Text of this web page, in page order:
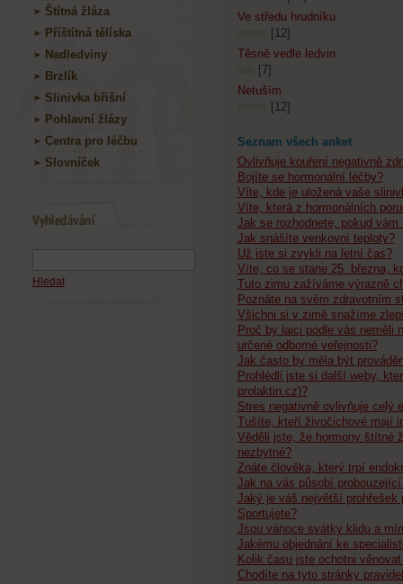
Štítná žláza
Příštítná tělíska
Nadledviny
Brzlík
Slinivka břišní
Pohlavní žlázy
Centra pro léčbu
Slovníček
Hledat
Ve středu hrudníku
[12]
Těsně vedle ledvin
[7]
Netuším
[12]
Seznam všech anket
Ovlivňuje kouření negativně
Bojíte se hormonální léčby?
Víte, kde je uložená vaše
Víte, která z hormonálních
Jak se rozhodnete, pokud
Jak snášíte venkovní teploty?
Už jste si zvykli na letní čas?
Víte, co se stane 25. března,
Tuto zimu zažíváme výrazně
Poznáte na svém zdravotním
Všichni si v zimě snažíme
Proč by laici podle vás neměli
určené odborné veřejnosti?
Jak často by měla být
Prohlédli jste si další weby,
prolaktin.cz)?
Stres negativně ovlivňuje celý
Tušíte, kteří živočichové mají
Věděli jste, že hormony štítné
nezbytné?
Znáte člověka, který trpí
Jak na vás působí probouzející
Jaký je váš největší prohřešek
Sportujete?
Jsou vánoce svátky klidu a
Jakému objednání ke
Kolik času jste ochotni
Chodíte na tyto stránky